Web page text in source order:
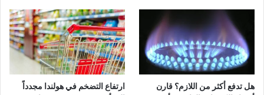
هل تدفع أكثر من اللازم؟ قارن
ارتفاع التضخم في هولندا مجدداً